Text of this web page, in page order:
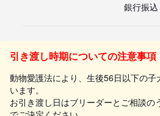
銀行振込
引き渡し時期についての注意事項
動物愛護法により、生後56日以下の
います。
お引き渡し日はブリーダーとご相談の